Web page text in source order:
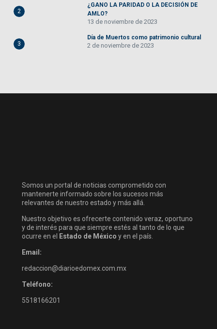
2
¿GANO LA PARIDAD O LA DECISIÓN DE
AMLO?
13 de noviembre de 2023
3
Día de Muertos como patrimonio cultural
2 de noviembre de 2023
Somos un portal de noticias comprometido con
mantenerte informado sobre los sucesos más
relevantes de nuestro estado y más allá.
Nuestro objetivo es ofrecerte contenido veraz, oportuno
y de interés para que siempre estés al tanto de lo que
ocurre en el
Estado de México y en el país.
Email:
redaccion@diarioedomex.com.mx
Teléfono:
5518166201